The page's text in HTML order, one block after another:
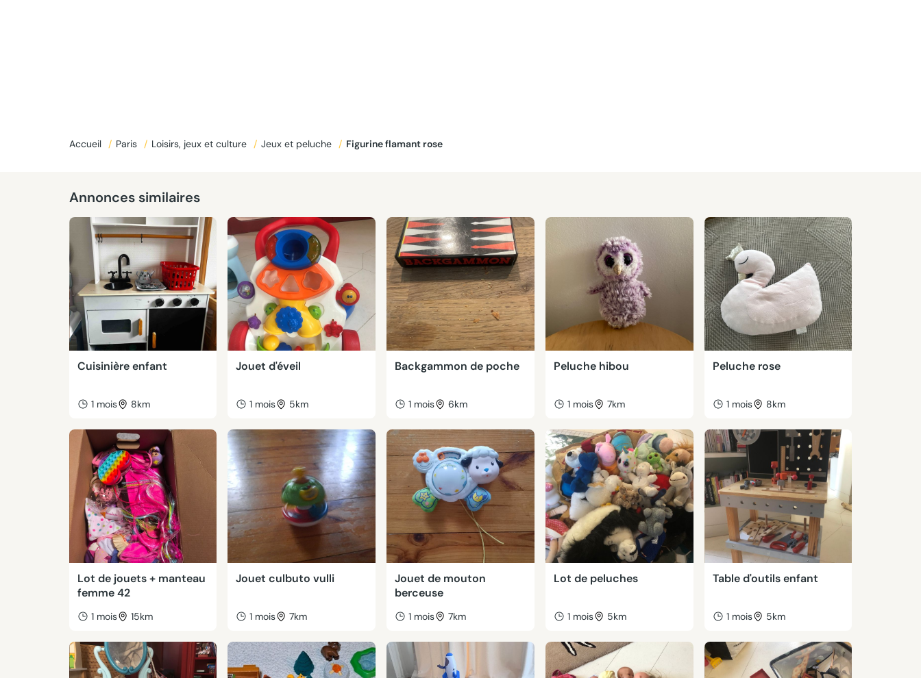
Donné
Accueil / Paris / Loisirs, jeux et culture / Jeux et peluche / Figurine flamant rose
Annonces similaires
Cuisinière enfant
1 mois 8km
Jouet d'éveil
1 mois 5km
Backgammon de poche
1 mois 6km
Peluche hibou
1 mois 7km
Peluche rose
1 mois 8km
Lot de jouets + manteau
femme 42
1 mois 15km
Jouet culbuto vulli
1 mois 7km
Jouet de mouton
berceuse
1 mois 7km
Lot de peluches
1 mois 5km
Table d'outils enfant
1 mois 5km